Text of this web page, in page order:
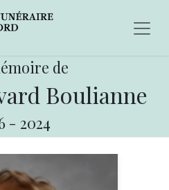
de
Boulianne
- 2024